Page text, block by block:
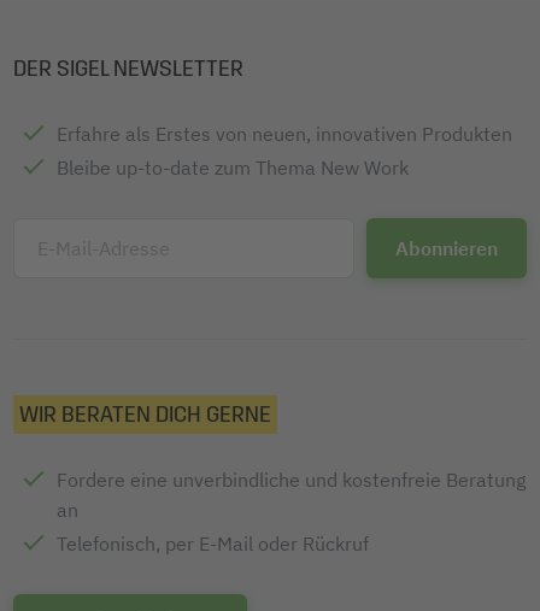
DER SIGEL NEWSLETTER
Erfahre als Erstes von neuen, innovativen Produkten
Bleibe up-to-date zum Thema New Work
E-Mail-Adresse
WIR BERATEN DICH GERNE
Fordere eine unverbindliche und kostenfreie Beratung
an
Telefonisch, per E-Mail oder Rückruf